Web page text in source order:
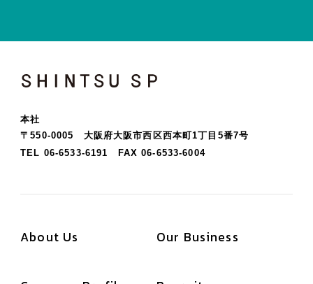
SHINTSU SP
本社
〒550-0005 大阪府大阪市西区西本町1丁目5番7号
TEL 06-6533-6191
FAX 06-6533-6004
About Us Our Business